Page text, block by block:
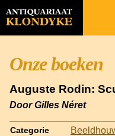
Onze boeken
Auguste Rodin:
Door Gilles Néret
Categorie